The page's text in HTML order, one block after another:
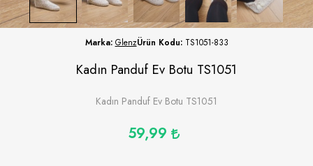
Marka: GlenzÜrün Kodu: TS1051-833
Kadın Panduf Ev Botu TS1051
Kadın Panduf Ev Botu TS1051
59,99